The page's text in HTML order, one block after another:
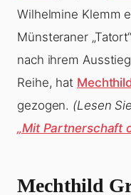
Wilhelmine Klemm
Münsteraner
nach ihrem
Reihe, hat
gezogen. (Lesen
„Mit Partnerschaft
Mechthild